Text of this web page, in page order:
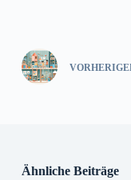
Ähnliche Beiträge